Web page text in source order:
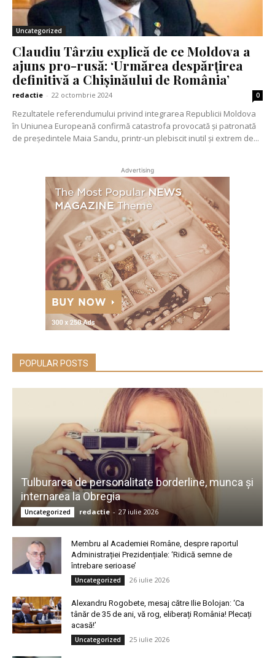
Uncategorized
Claudiu Târziu explică de ce Moldova a
ajuns pro-rusă: ‘Urmărea despărțirea
definitivă a Chișinăului de România’
redactie - 22 octombrie 2024 0
Rezultatele referendumului privind integrarea Republicii Moldova
în Uniunea Europeană confirmă catastrofa provocată și patronată
de președintele Maia Sandu, printr-un plebiscit inutil și extrem de...
Advertising
POPULAR POSTS
Tulburarea de personalitate borderline, munca și
internarea la Obregia
Uncategorized redactie - 27 iulie 2026
Membru al Academiei Române, despre raportul
Administrației Prezidențiale: ‘Ridică semne de
întrebare serioase’
Uncategorized 26 iulie 2026
Alexandru Rogobete, mesaj către Ilie Bolojan: ‘Ca
tânăr de 35 de ani, vă rog, eliberați România! Plecați
acasă!’
Uncategorized 25 iulie 2026